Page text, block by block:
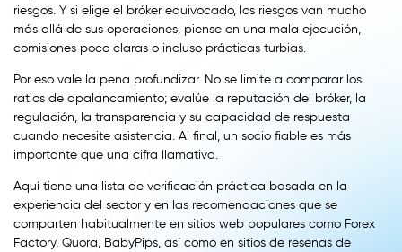
riesgos. Y si elige el bróker equivocado, los riesgos van mucho
más allá de sus operaciones, piense en una mala ejecución,
comisiones poco claras o incluso prácticas turbias.
Por eso vale la pena profundizar. No se limite a comparar los
ratios de apalancamiento; evalúe la reputación del bróker, la
regulación, la transparencia y su capacidad de respuesta
cuando necesite asistencia. Al final, un socio fiable es más
importante que una cifra llamativa.
Aquí tiene una lista de verificación práctica basada en la
experiencia del sector y en las recomendaciones que se
comparten habitualmente en sitios web populares como Forex
Factory, Quora, BabyPips, así como en sitios de reseñas de